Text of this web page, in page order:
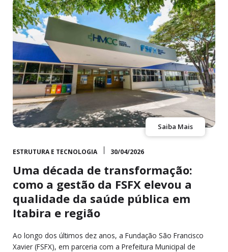
Saiba Mais
ESTRUTURA E TECNOLOGIA 30/04/2026
Uma década de transformação:
como a gestão da FSFX elevou a
qualidade da saúde pública em
Itabira e região
Ao longo dos últimos dez anos, a Fundação São Francisco
Xavier (FSFX), em parceria com a Prefeitura Municipal de